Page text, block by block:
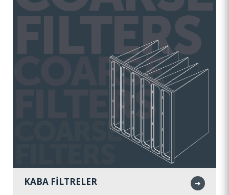
KABA FİLTRELER ➜